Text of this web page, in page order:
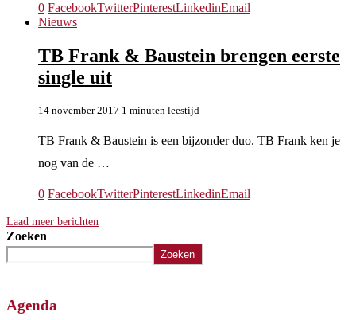
0 FacebookTwitterPinterestLinkedinEmail
Nieuws
TB Frank & Baustein brengen eerste
single uit
14 november 2017 1 minuten leestijd
TB Frank & Baustein is een bijzonder duo. TB Frank ken je
nog van de …
0 FacebookTwitterPinterestLinkedinEmail
Laad meer berichten
Zoeken
Zoeken
Agenda